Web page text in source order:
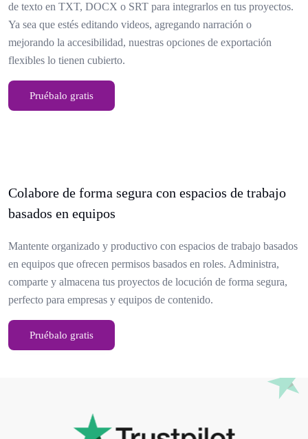
de texto en TXT, DOCX o SRT para integrarlos en tus proyectos.
Ya sea que estés editando videos, agregando narración o
mejorando la accesibilidad, nuestras opciones de exportación
flexibles lo tienen cubierto.
Pruébalo gratis
Colabore de forma segura con espacios de trabajo
basados en equipos
Mantente organizado y productivo con espacios de trabajo basados
en equipos que ofrecen permisos basados en roles. Administra,
comparte y almacena tus proyectos de locución de forma segura,
perfecto para empresas y equipos de contenido.
Pruébalo gratis